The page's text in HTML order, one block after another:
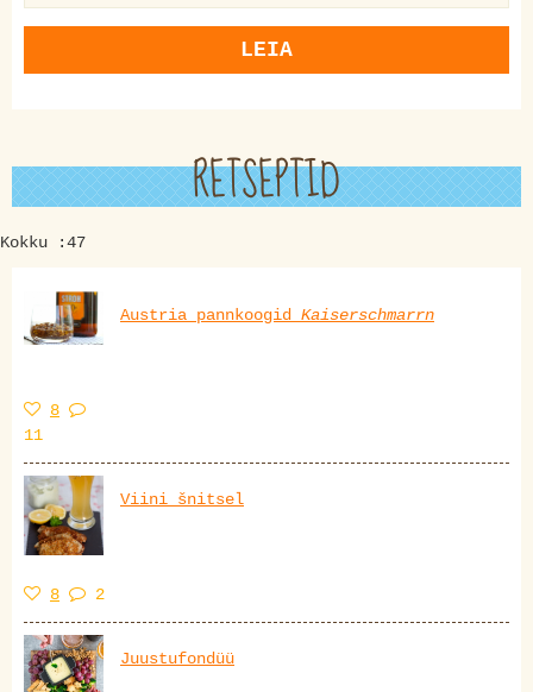
LEIA
RETSEPTID
Kokku :47
Austria pannkoogid Kaiserschmarrn
8
11
Viini šnitsel
8 2
Juustufondüü